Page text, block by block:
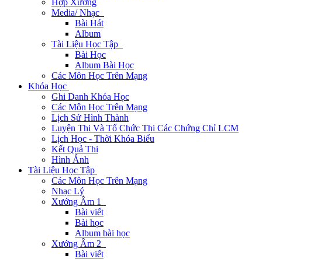
Hợp Xướng
Media/ Nhạc
Bài Hát
Album
Tài Liệu Học Tập
Bài Học
Album Bài Học
Các Môn Học Trên Mạng
Khóa Học
Ghi Danh Khóa Học
Các Môn Học Trên Mạng
Lịch Sử Hình Thành
Luyện Thi Và Tổ Chức Thi Các Chứng Chỉ LCM
Lịch Học - Thời Khóa Biểu
Kết Quả Thi
Hình Ảnh
Tài Liệu Học Tập
Các Môn Học Trên Mạng
Nhạc Lý
Xướng Âm 1
Bài viết
Bài học
Album bài học
Xướng Âm 2
Bài viết